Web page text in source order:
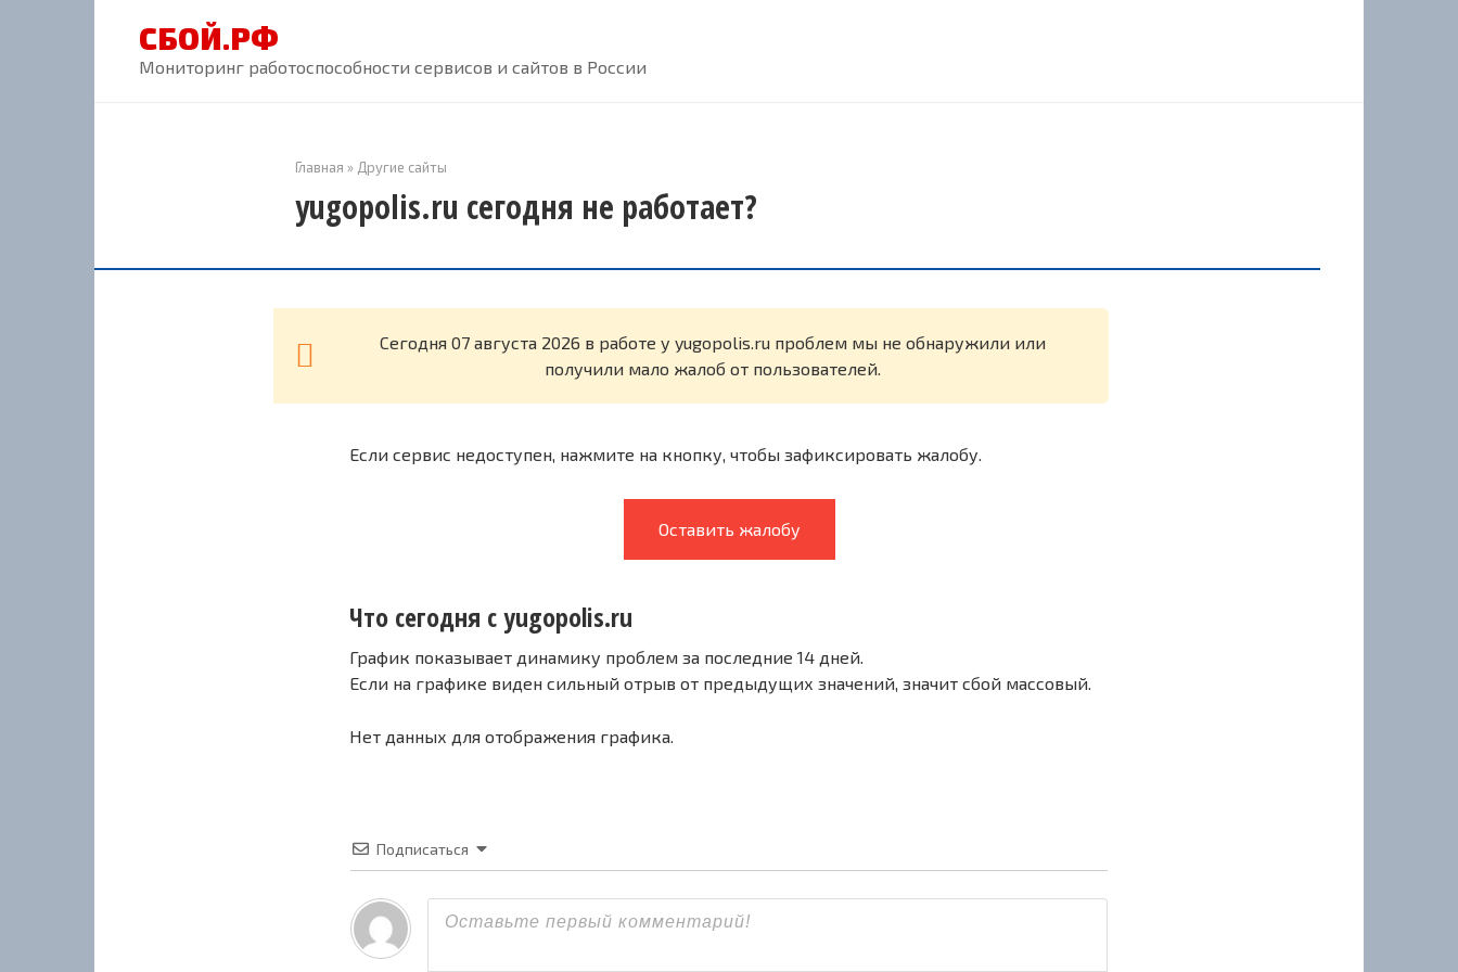
СБОЙ.РФ
Мониторинг работоспособности сервисов и сайтов в России
Главная » Другие сайты
yugopolis.ru сегодня не работает?
Cегодня 07 августа 2026 в работе у yugopolis.ru проблем мы не обнаружили или
получили мало жалоб от пользователей.
Если сервис недоступен, нажмите на кнопку, чтобы зафиксировать жалобу.
Оставить жалобу
Что сегодня с yugopolis.ru
График показывает динамику проблем за последние 14 дней.
Если на графике виден сильный отрыв от предыдущих значений, значит сбой массовый.
Нет данных для отображения графика.
Подписаться